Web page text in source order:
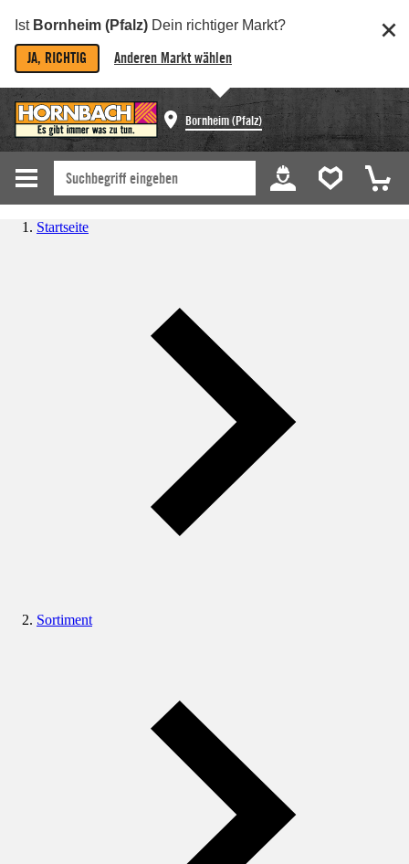
Ist Bornheim (Pfalz) Dein richtiger Markt?
JA, RICHTIG Anderen Markt wählen
Bornheim (Pfalz)
Startseite
Sortiment